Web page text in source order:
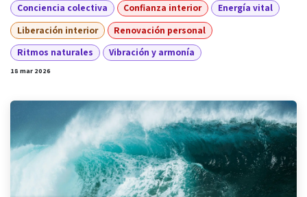
Conciencia colectiva
Confianza interior
Energía vital
Liberación interior
Renovación personal
Ritmos naturales
Vibración y armonía
18 mar 2026